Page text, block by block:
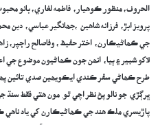
الحروف، منظور ڪوھيار، فاطمه لغاري، بانو
پرويز ابڙ، فرزانه شاھين ،جھانگير عباسي، دين
جي ڪھاڻيڪارن، اختر حفيظ ، وفاصالح راڄپر،
لاکو شبير ۽ ٻيا، انھن جون ڪھاڻيون موضوع جي
طرح ڪھاڻي سفر ڪندي ايڪويھين صدي تائين
ڀرڳڙي جو نالو پڻ نظر اچي ٿو. مون ھتي فقط
پاڙيسري ملڪ ھند جي ڪھاڻيڪارن کي ياد ناھي